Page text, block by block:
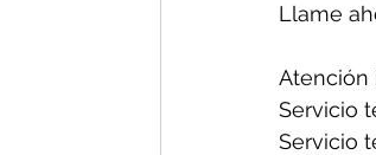
Llame
Atención
Servicio
Servicio